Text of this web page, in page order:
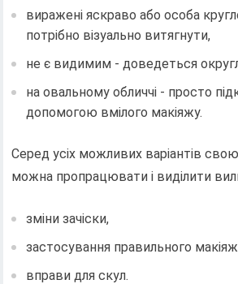
виражені яскраво або особа
потрібно візуально витягнути,
не є видимим - доведеться
на овальному обличчі - просто
допомогою вмілого макіяжу.
Серед усіх можливих варіантів
можна пропрацювати і виділити
зміни зачіски,
застосування правильного
вправи для скул.